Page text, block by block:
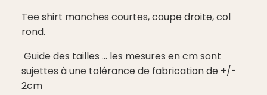
Tee shirt manches courtes, coupe droite, col
rond.
Guide des tailles ... les mesures en cm sont
sujettes à une tolérance de fabrication de +/-
2cm